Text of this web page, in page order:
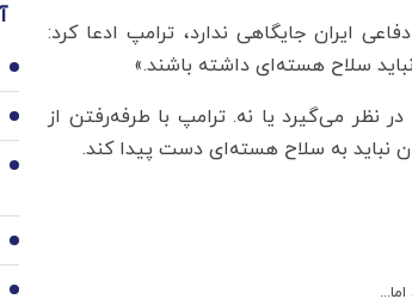
ایران جایگاهی ندارد، ترامپ ادعا کرد:
سلاح هسته‌ای داشته باشند.»
نظر می‌گیرد یا نه. ترامپ با طرفه‌رفتن از
نباید به سلاح هسته‌ای دست پیدا کند.
1
2
3
4
5